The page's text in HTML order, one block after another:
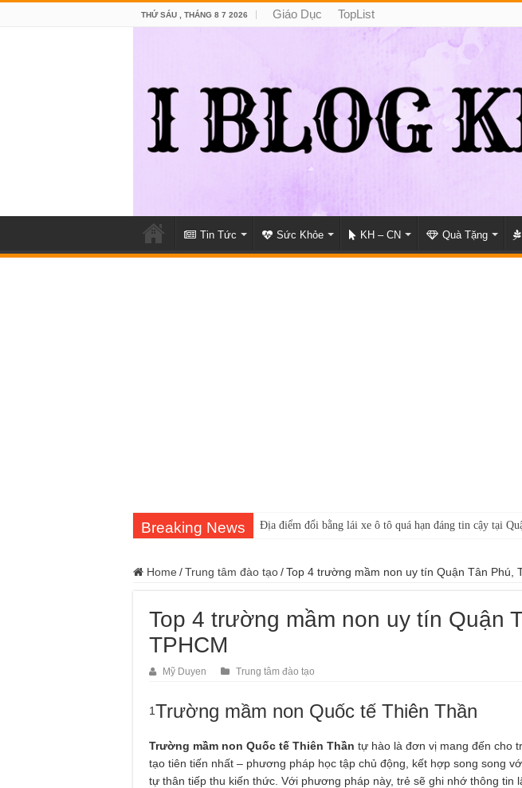
THỨ SÁU , THÁNG 8 7 2026 Giáo Dục TopList
Tin Tức Sức Khỏe KH – CN Quà Tặng
Breaking News Địa điểm đổi bằng lái xe ô tô quá hạn đáng tin cậy tại
Home /Trung tâm đào tạo/Top 4 trường mầm non uy tín Quận Tân Phú,
Top 4 trường mầm non uy tín Quận
TPHCM
Mỹ Duyen Trung tâm đào tạo
1Trường mầm non Quốc tế Thiên Thần
Trường mầm non Quốc tế Thiên Thần tự hào là đơn vị mang đến cho
tạo tiên tiến nhất – phương pháp học tập chủ động, kết hợp song song
tự thân tiếp thu kiến thức. Với phương pháp này, trẻ sẽ ghi nhớ thông tin